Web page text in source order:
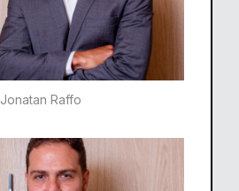
Jonatan Raffo